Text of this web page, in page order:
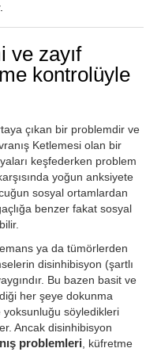
ve zayıf
kontrolüyle
çıkan bir problemdir ve
Ketlemesi olan bir
keşfederken problem
yoğun anksiyete
sosyal ortamlardan
benzer fakat sosyal
ya da tümörlerden
disinhibisyon (şartlı
Bu bazen basit ve
her şeye dokunma
söyledikleri
Ancak disinhibisyon
problemleri , küfretme